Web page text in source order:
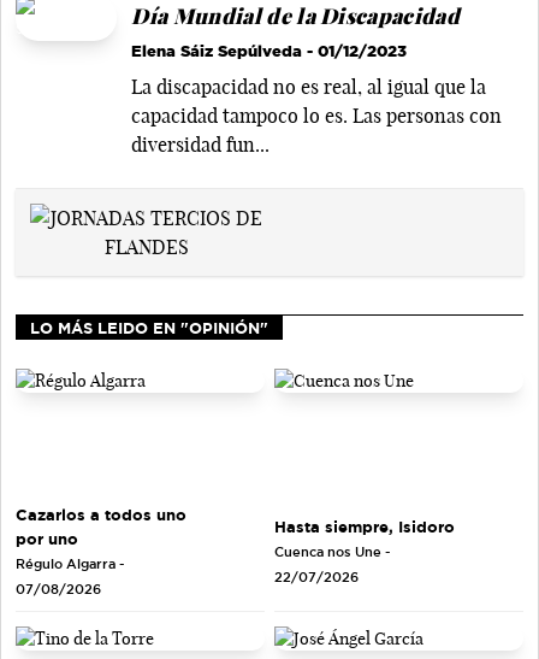
Día Mundial de la Discapacidad
Elena Sáiz Sepúlveda - 01/12/2023
La discapacidad no es real, al igual que la
capacidad tampoco lo es. Las personas con
diversidad fun...
LO MÁS LEIDO EN "OPINIÓN"
Cazarlos a todos uno
por uno
Régulo Algarra -
07/08/2026
Hasta siempre, Isidoro
Cuenca nos Une -
22/07/2026